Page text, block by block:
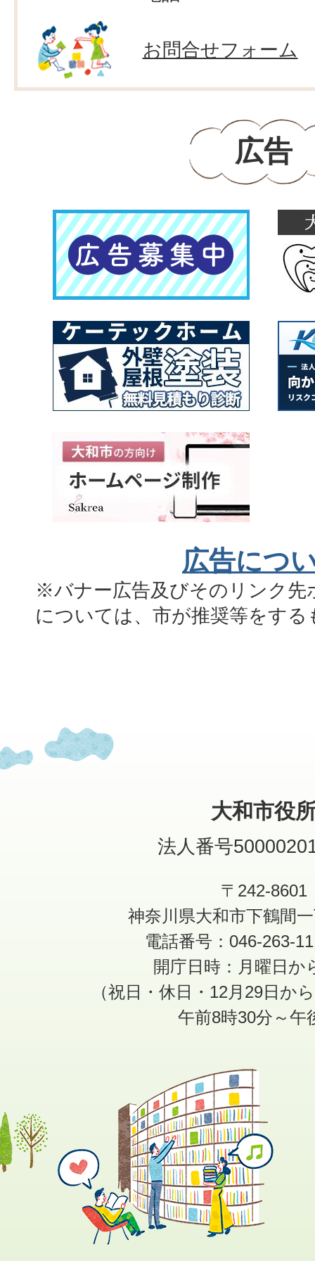
お問合せフォーム
広告
広告につ
※バナー広告及びそのリンク先
については、市が推奨等をす
大和市役
法人番号
〒242-8601
神奈川県大和市下鶴間
電話番号：046-263-
開庁日時：月曜日か
（祝日・休日・12月29日か
午前8時30分～午